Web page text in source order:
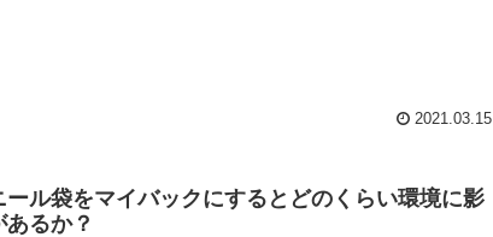
2021.03.15
ール袋をマイバックにするとどのくらい環境に影
あるか？